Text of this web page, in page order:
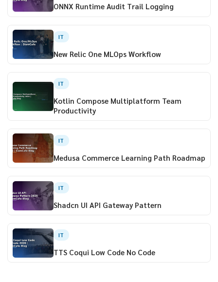
ONNX Runtime Audit Trail Logging
IT
New Relic One MLOps Workflow
IT
Kotlin Compose Multiplatform Team
Productivity
IT
Medusa Commerce Learning Path Roadmap
IT
Shadcn UI API Gateway Pattern
IT
TTS Coqui Low Code No Code